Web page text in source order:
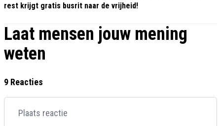
rest krijgt gratis busrit naar de vrijheid!
Laat mensen jouw mening
weten
9 Reacties